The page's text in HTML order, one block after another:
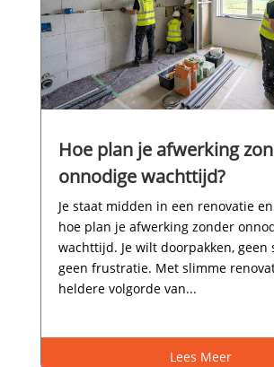
Hoe plan je afwerking
onnodige wachttijd?
Je staat midden in een renovatie
hoe plan je afwerking zonder
wachttijd.​ Je wilt doorpakken, geen
geen frustratie.​ Met slimme
heldere volgorde van...
Lees Meer